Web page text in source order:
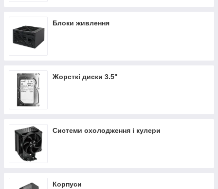
Блоки живлення
Жорсткі диски 3.5"
Системи охолодження і кулери
Корпуси